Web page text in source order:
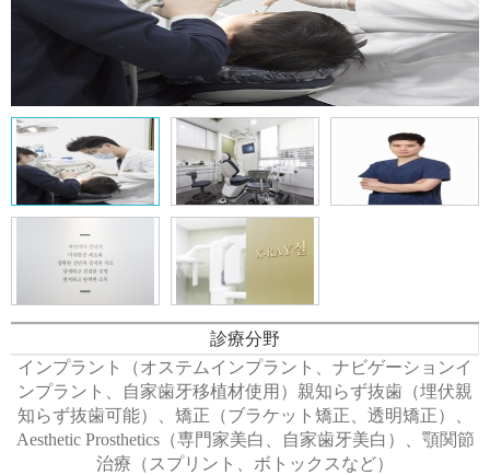
診療分野
インプラント（オステムインプラント、ナビゲーションイ
ンプラント、自家歯牙移植材使用）親知らず抜歯（埋伏親
知らず抜歯可能）、矯正（ブラケット矯正、透明矯正）、
Aesthetic Prosthetics（専門家美白、自家歯牙美白）、顎関節
治療（スプリント、ボトックスなど）